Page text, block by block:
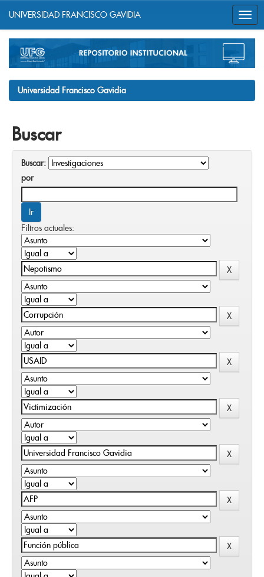
navigation
UNIVERSIDAD FRANCISCO GAVIDIA
Universidad Francisco Gavidia
Buscar
Buscar:
por
Filtros actuales: